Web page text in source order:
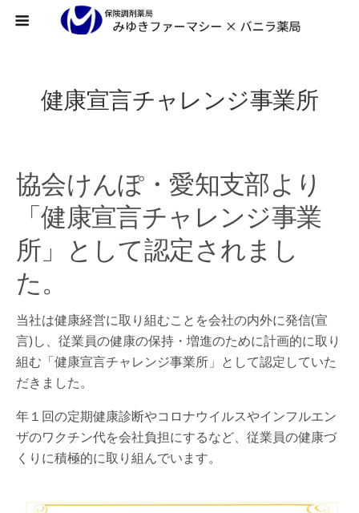
健康宣言チャレンジ事業所
協会けんぽ・愛知支部より
「健康宣言チャレンジ事業
所」として認定されまし
た。
当社は健康経営に取り組むことを会社の内外に発信(宣
言)し、従業員の健康の保持・増進のために計画的に取り
組む「健康宣言チャレンジ事業所」として認定していた
だきました。
年１回の定期健康診断やコロナウイルスやインフルエン
ザのワクチン代を会社負担にするなど、従業員の健康づ
くりに積極的に取り組んでいます。